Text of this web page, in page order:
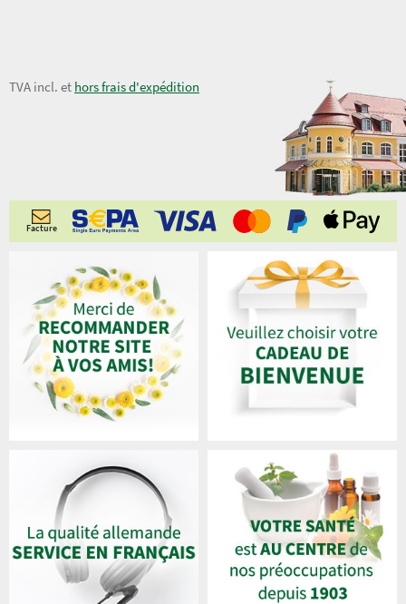
19,50 €
TVA incl. et hors frais d'expédition
Facture